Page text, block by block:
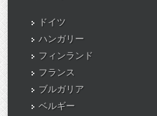
ドイツ
ハンガリー
フィンランド
フランス
ブルガリア
ベルギー